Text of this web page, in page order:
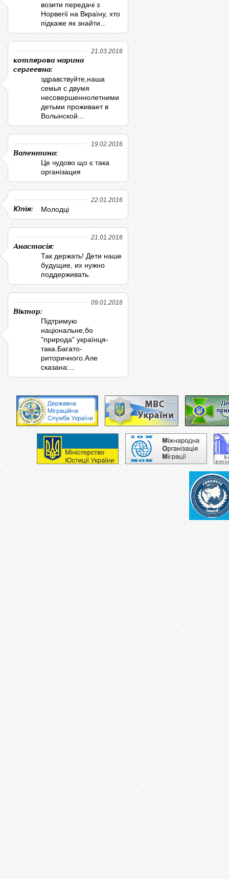
возити передачі з
Норвегії на Вкраїну, хто
підкаже як знайти...
21.03.2016
котлярова марина
сергеевна:
здравствуйте,наша
семья с двумя
несовершеннолетними
детьми проживает в
Волынской...
19.02.2016
Валентина:
Це чудово що є така
організация
22.01.2016
Юлія: Молодці
21.01.2016
Анастасія:
Так держать! Дети наше
будущие, их нужно
поддерживать.
09.01.2016
Віктор:
Підтримую
національне,бо
"природа" українця-
така.Багато-
риторичного.Але
сказана:...